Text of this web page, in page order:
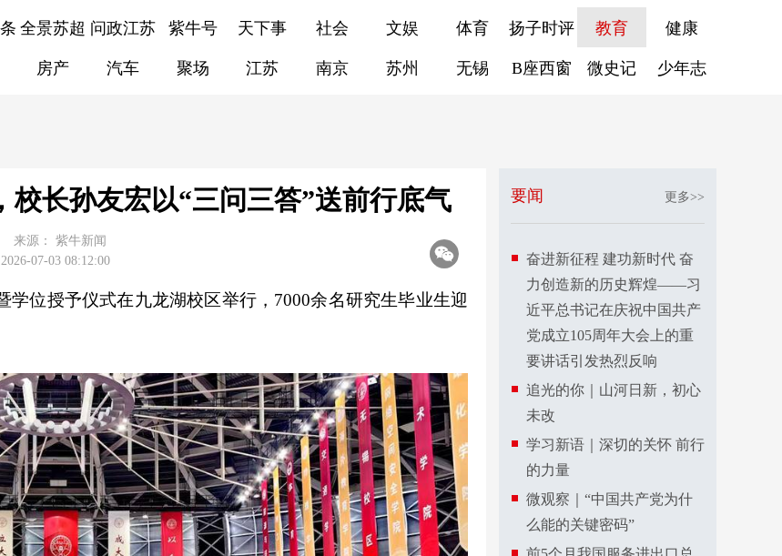
全景苏超 问政江苏 紫牛号 天下事 社会 文娱 体育 扬子时评 教育 健康
房产 汽车 聚场 江苏 南京 苏州 无锡 B座西窗 微史记 少年志
校长孙友宏以“三问三答”送前行底气
来源：
紫牛新闻
2026-07-03 08:12:00
学位授予仪式在九龙湖校区举行，7000余名研究生毕业生迎
要闻 更多>>
奋进新征程 建功新时代 奋
力创造新的历史辉煌——习
近平总书记在庆祝中国共产
党成立105周年大会上的重
要讲话引发热烈反响
追光的你｜山河日新，初心
未改
学习新语｜深切的关怀 前行
的力量
微观察｜“中国共产党为什
么能的关键密码”